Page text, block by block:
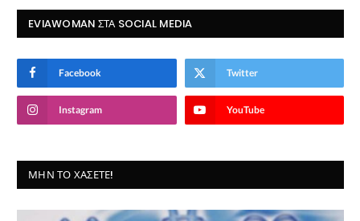
EVIAWOMAN ΣΤΑ SOCIAL MEDIA
Facebook Twitter
Instagram YouTube
ΜΗΝ ΤΟ ΧΆΣΕΤΕ!